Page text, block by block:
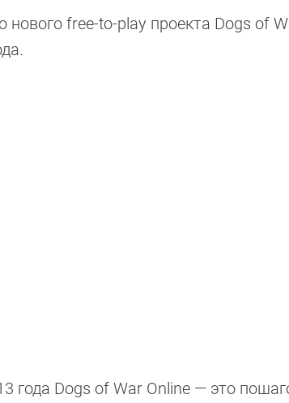
free-to-play проекта Dogs of
года Dogs of War Online — это